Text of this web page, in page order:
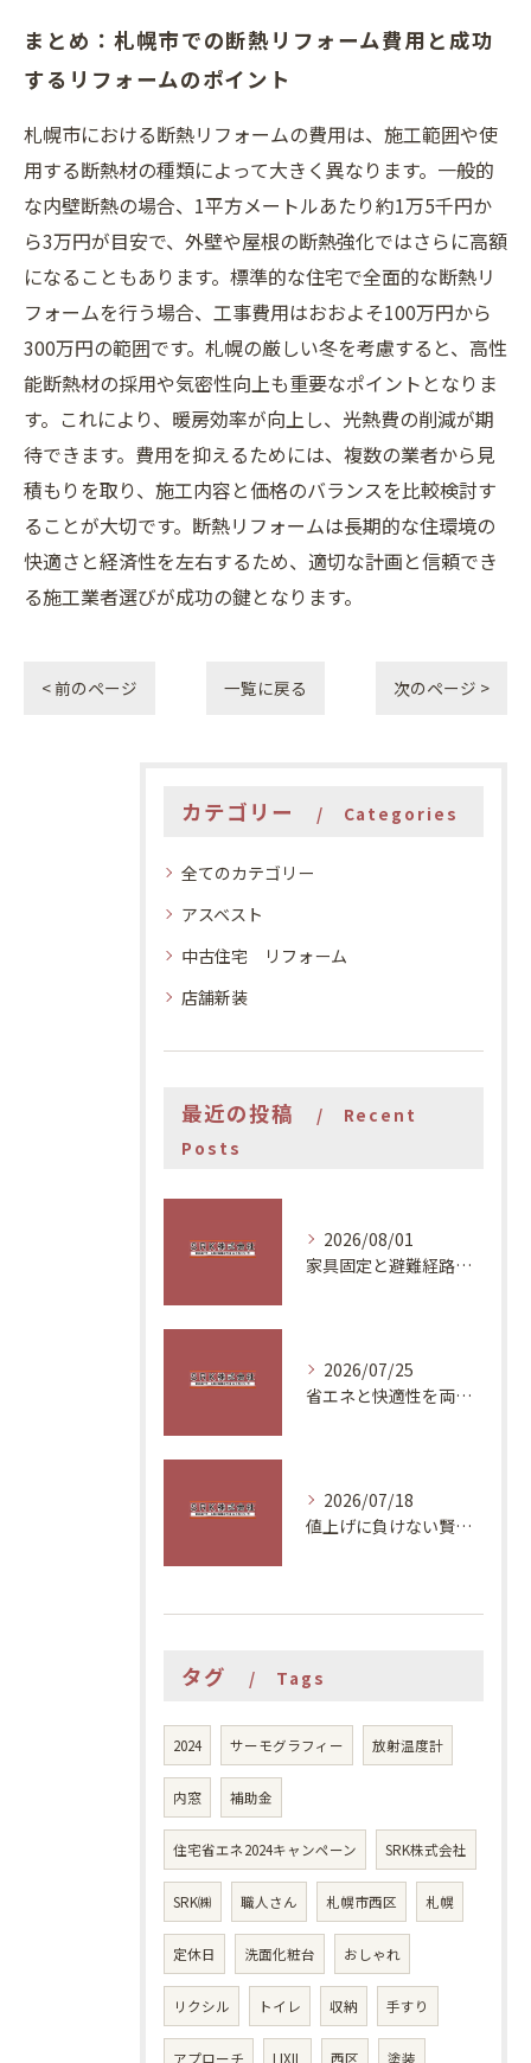
まとめ：札幌市での断熱リフォーム費用と成功
するリフォームのポイント
札幌市における断熱リフォームの費用は、施工範囲や使
用する断熱材の種類によって大きく異なります。一般的
な内壁断熱の場合、1平方メートルあたり約1万5千円か
ら3万円が目安で、外壁や屋根の断熱強化ではさらに高額
になることもあります。標準的な住宅で全面的な断熱リ
フォームを行う場合、工事費用はおおよそ100万円から
300万円の範囲です。札幌の厳しい冬を考慮すると、高性
能断熱材の採用や気密性向上も重要なポイントとなりま
す。これにより、暖房効率が向上し、光熱費の削減が期
待できます。費用を抑えるためには、複数の業者から見
積もりを取り、施工内容と価格のバランスを比較検討す
ることが大切です。断熱リフォームは長期的な住環境の
快適さと経済性を左右するため、適切な計画と信頼でき
る施工業者選びが成功の鍵となります。
< 前のページ 一覧に戻る 次のページ >
カテゴリー Categories
全てのカテゴリー
アスベスト
中古住宅 リフォーム
店舗新装
最近の投稿
Recent
Posts
2026/08/01
家具固定と避難経路で安全な住まいづくり
2026/07/25
省エネと快適性を両立する夏の対策
2026/07/18
値上げに負けない賢いリフォーム計画
タグ Tags
2024 サーモグラフィー 放射温度計
内窓 補助金
住宅省エネ2024キャンペーン SRK株式会社
SRK㈱ 職人さん 札幌市西区 札幌
定休日 洗面化粧台 おしゃれ
リクシル トイレ 収納 手すり
アプローチ LIXIL 西区 塗装